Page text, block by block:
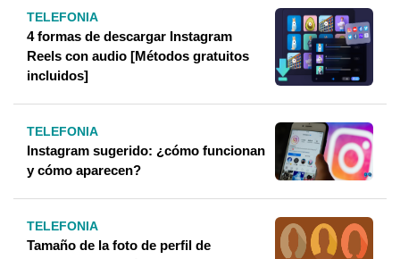
TELEFONIA
4 formas de descargar Instagram
Reels con audio [Métodos gratuitos
incluidos]
TELEFONIA
Instagram sugerido: ¿cómo funcionan
y cómo aparecen?
TELEFONIA
Tamaño de la foto de perfil de